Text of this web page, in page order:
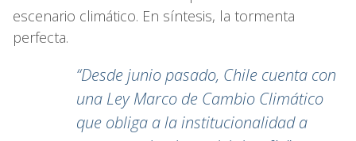
escenario climático. En síntesis, la tormenta
perfecta.
“Desde junio pasado, Chile cuenta con
una Ley Marco de Cambio Climático
que obliga a la institucionalidad a